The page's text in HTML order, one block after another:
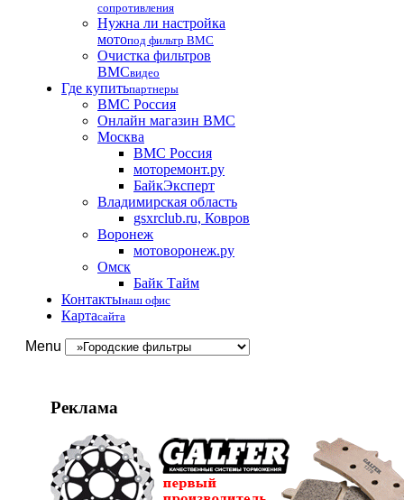
сопротивления
Нужна ли настройка
мотопод фильтр BMC
Очистка фильтров
BMCвидео
Где купитьпартнеры
BMC Россия
Онлайн магазин BMC
Москва
BMC Россия
моторемонт.ру
БайкЭксперт
Владимирская область
gsxrclub.ru, Ковров
Воронеж
мотоворонеж.ру
Омск
Байк Тайм
Контактынаш офис
Картасайта
Menu
Реклама